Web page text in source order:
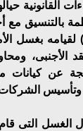
القانونية
بالتنسيق مع
لقيامه بغسل
الأجنبى،
ناتجة عن
وتأسيس